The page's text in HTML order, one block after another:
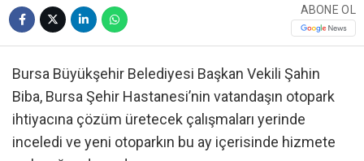
ABONE OL
Bursa Büyükşehir Belediyesi Başkan Vekili Şahin
Biba, Bursa Şehir Hastanesi’nin vatandaşın otopark
ihtiyacına çözüm üretecek çalışmaları yerinde
inceledi ve yeni otoparkın bu ay içerisinde hizmete